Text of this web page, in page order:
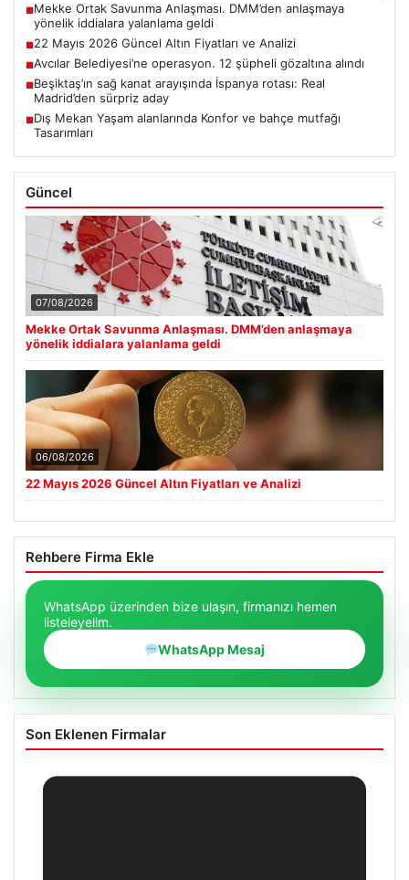
■Mekke Ortak Savunma Anlaşması. DMM’den anlaşmaya
yönelik iddialara yalanlama geldi
■22 Mayıs 2026 Güncel Altın Fiyatları ve Analizi
■Avcılar Belediyesi’ne operasyon. 12 şüpheli gözaltına alındı
■Beşiktaş’ın sağ kanat arayışında İspanya rotası: Real
Madrid’den sürpriz aday
■Dış Mekan Yaşam alanlarında Konfor ve bahçe mutfağı
Tasarımları
Güncel
07/08/2026
Mekke Ortak Savunma Anlaşması. DMM’den anlaşmaya
yönelik iddialara yalanlama geldi
06/08/2026
22 Mayıs 2026 Güncel Altın Fiyatları ve Analizi
Rehbere Firma Ekle
WhatsApp üzerinden bize ulaşın, firmanızı hemen
listeleyelim.
WhatsApp Mesaj
Son Eklenen Firmalar